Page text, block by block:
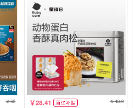
68 28.41 百亿补贴 43.9